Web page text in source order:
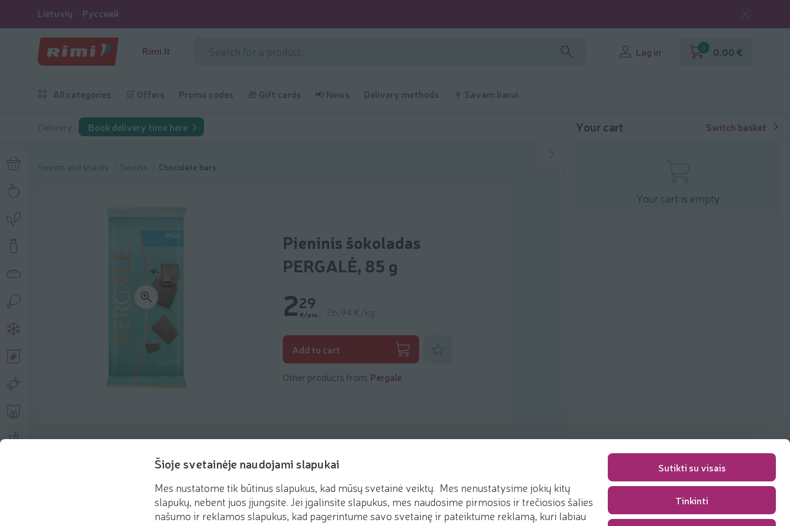
Šioje svetainėje naudojami slapukai
Mes nustatome tik būtinus slapukus, kad mūsų svetainė veiktų. Mes nenustatysime jokių kitų
slapukų, nebent juos įjungsite. Jei įgalinsite slapukus, mes naudosime pirmosios ir trečiosios šalies
našumo ir reklamos slapukus, kad pagerintume savo svetainę ir pateiktume reklamą, kuri labiau
Sutikti su visais
Tinkinti
Lietuvių Русский
Rimi.lt Log in 0 0,00 €
All categories 🛒 Offers Promo codes 🎁 Gift cards 📢 News Delivery methods 🍷 Savam barui
Delivery: Book delivery time here
Sweets and snacks Sweets Chocolate bars
Pieninis šokoladas
PERGALĖ, 85 g
229
€/pcs. 26,94 €/kg
Add to cart
Other products from: Pergalė
Product description
Recommendations Recipes
Your cart Switch basket
Your cart is empty
Packaging fee 0,00 €